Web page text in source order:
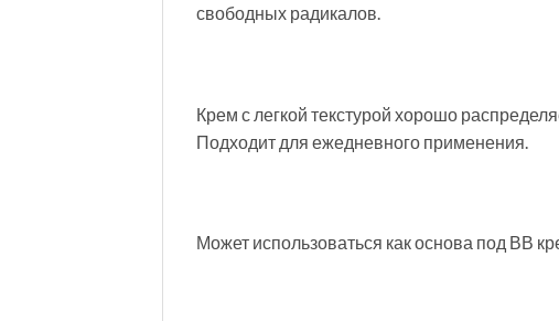
свободных радикалов.
Крем с легкой текстурой хорошо
Подходит для ежедневного применения.
Может использоваться как основа под ВВ